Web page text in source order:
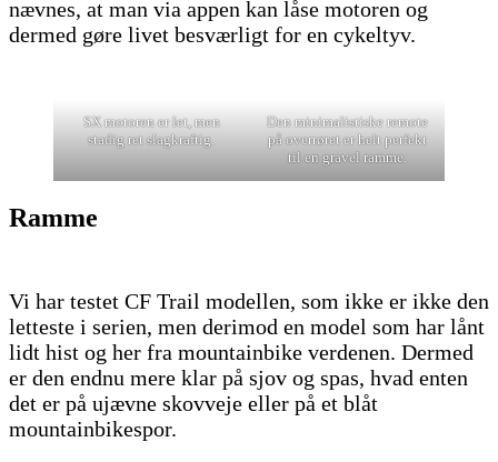
nævnes, at man via appen kan låse motoren og
dermed gøre livet besværligt for en cykeltyv.
SX motoren er let, men
stadig ret slagkraftig.
Den minimalistiske remote
på overrøret er helt perfekt
til en gravel ramme.
Ramme
Vi har testet CF Trail modellen, som ikke er ikke den
letteste i serien, men derimod en model som har lånt
lidt hist og her fra mountainbike verdenen. Dermed
er den endnu mere klar på sjov og spas, hvad enten
det er på ujævne skovveje eller på et blåt
mountainbikespor.